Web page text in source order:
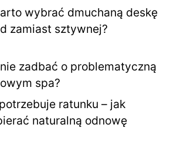
wybrać dmuchaną deskę
zamiast sztywnej?
zadbać o problematyczną
spa?
ratunku – jak
naturalną odnowę